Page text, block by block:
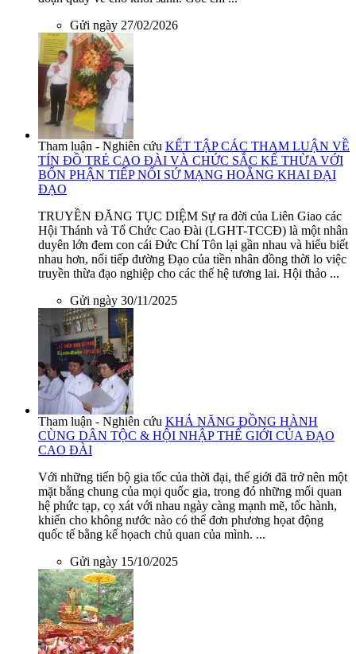
Gửi ngày 27/02/2026
Tham luận - Nghiên cứu KẾT TẬP CÁC THAM LUẬN VỀ
TÍN ĐỒ TRẺ CAO ĐÀI VÀ CHỨC SẮC KẾ THỪA VỚI
BỔN PHẬN TIẾP NỐI SỨ MẠNG HOẰNG KHAI ĐẠI
ĐẠO
TRUYỀN ĐĂNG TỤC DIỆM Sự ra đời của Liên Giao các
Hội Thánh và Tổ Chức Cao Đài (LGHT-TCCĐ) là một nhân
duyên lớn đem con cái Đức Chí Tôn lại gần nhau và hiểu biết
nhau hơn, nối tiếp đường Đạo của tiền nhân đồng thời lo việc
truyền thừa đạo nghiệp cho các thế hệ tương lai. Hội thảo ...
Gửi ngày 30/11/2025
Tham luận - Nghiên cứu KHẢ NĂNG ĐỒNG HÀNH
CÙNG DÂN TỘC & HỘI NHẬP THẾ GIỚI CỦA ĐẠO
CAO ĐÀI
Với những tiến bộ gia tốc của thời đại, thế giới đã trở nên một
mặt bằng chung của mọi quốc gia, trong đó những mối quan
hệ phức tạp, cọ xát với nhau ngày càng mạnh mẽ, tốc hành,
khiến cho không nước nào có thể đơn phương họat động
quốc tế bằng kế họach chủ quan của mình. ...
Gửi ngày 15/10/2025